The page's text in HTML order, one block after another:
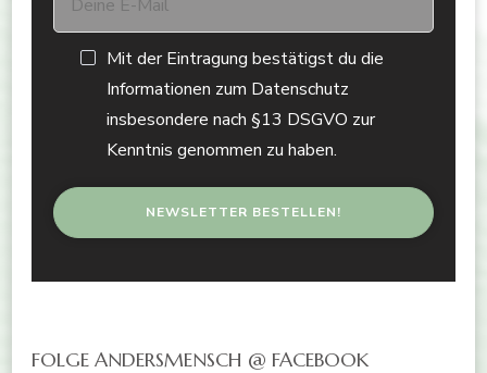
Mit der Eintragung bestätigst du die
Informationen zum Datenschutz
insbesondere nach §13 DSGVO zur
Kenntnis genommen zu haben.
FOLGE ANDERSMENSCH @ FACEBOOK